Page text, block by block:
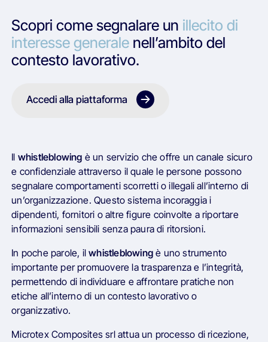
Scopri come segnalare un illecito di
interesse generale nell’ambito del
contesto lavorativo.
Accedi alla piattaforma
Il whistleblowing è un servizio che offre un canale sicuro
e confidenziale attraverso il quale le persone possono
segnalare comportamenti scorretti o illegali all’interno di
un’organizzazione. Questo sistema incoraggia i
dipendenti, fornitori o altre figure coinvolte a riportare
informazioni sensibili senza paura di ritorsioni.
In poche parole, ilwhistleblowing è uno strumento
importante per promuovere la trasparenza e l’integrità,
permettendo di individuare e affrontare pratiche non
etiche all’interno di un contesto lavorativo o
organizzativo.
Microtex Composites srl attua un processo di ricezione,